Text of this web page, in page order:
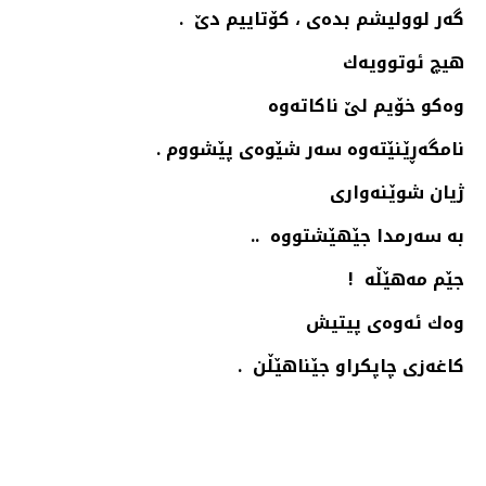
گەر لوولیشم بدەی ، كۆتاییم دێ ‌ .
هیچ ئوتوویەك
وەكو خۆیم لێ ناكاتەوە
نامگەڕێنێتەوە سەر شێوەی پێشووم .
ژیان شوێنەواری
بە سەرمدا جێهێشتووە ..
جێم مه‌هێڵه‌ !
وەك ئەوەی پیتیش
كاغەزی چاپكراو جێناهێڵن .